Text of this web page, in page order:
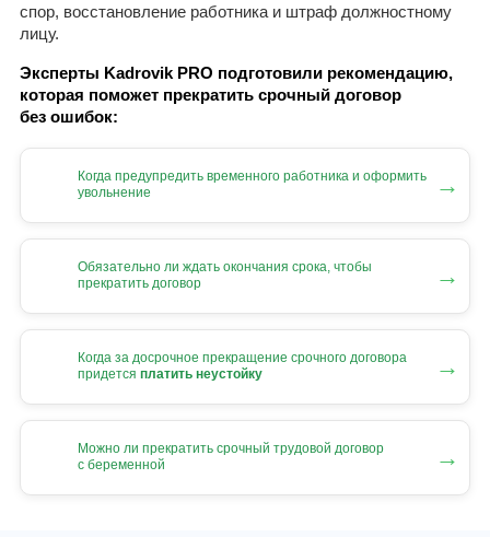
спор, восстановление работника и штраф должностному
лицу.
Эксперты Kadrovik PRO подготовили рекомендацию,
которая поможет прекратить срочный договор
без ошибок:
Когда предупредить временного работника и оформить
увольнение
→
Обязательно ли ждать окончания срока, чтобы
прекратить договор
→
Когда за досрочное прекращение срочного договора
придется платить неустойку →
Можно ли прекратить срочный трудовой договор
с беременной
→